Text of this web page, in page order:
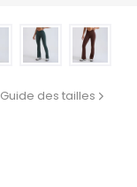
Guide des tailles